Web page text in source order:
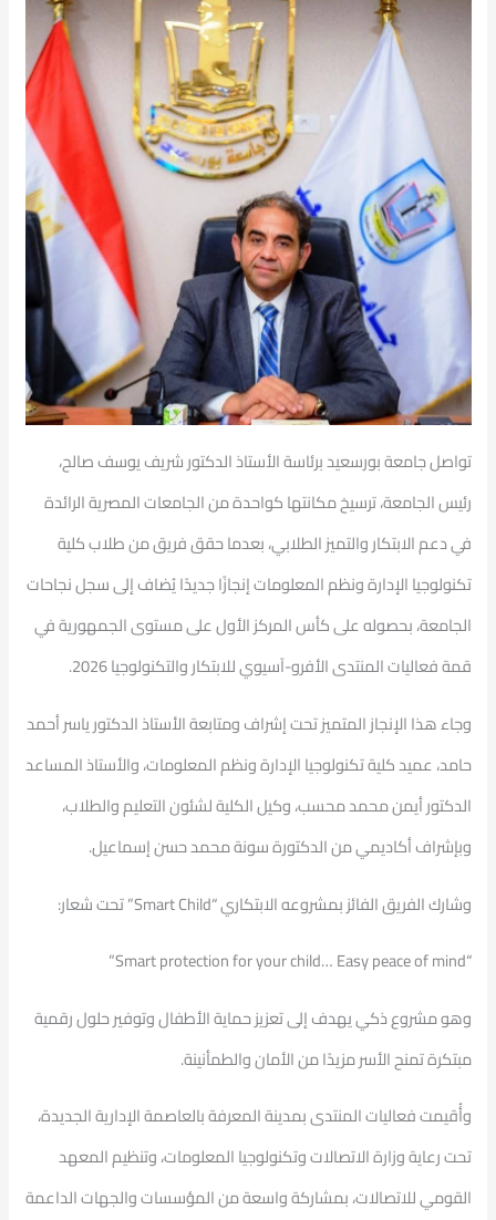
تواصل جامعة بورسعيد برئاسة الأستاذ الدكتور شريف يوسف صالح،
رئيس الجامعة، ترسيخ مكانتها كواحدة من الجامعات المصرية الرائدة
في دعم الابتكار والتميز الطلابي، بعدما حقق فريق من طلاب كلية
تكنولوجيا الإدارة ونظم المعلومات إنجازًا جديدًا يُضاف إلى سجل نجاحات
الجامعة، بحصوله على كأس المركز الأول على مستوى الجمهورية في
قمة فعاليات المنتدى الأفرو-آسيوي للابتكار والتكنولوجيا 2026.
وجاء هذا الإنجاز المتميز تحت إشراف ومتابعة الأستاذ الدكتور ياسر أحمد
حامد، عميد كلية تكنولوجيا الإدارة ونظم المعلومات، والأستاذ المساعد
الدكتور أيمن محمد محسب، وكيل الكلية لشئون التعليم والطلاب،
وبإشراف أكاديمي من الدكتورة سونة محمد حسن إسماعيل.
وشارك الفريق الفائز بمشروعه الابتكاري “Smart Child” تحت شعار:
“Smart protection for your child… Easy peace of mind”
وهو مشروع ذكي يهدف إلى تعزيز حماية الأطفال وتوفير حلول رقمية
مبتكرة تمنح الأسر مزيدًا من الأمان والطمأنينة.
وأُقيمت فعاليات المنتدى بمدينة المعرفة بالعاصمة الإدارية الجديدة،
تحت رعاية وزارة الاتصالات وتكنولوجيا المعلومات، وتنظيم المعهد
القومي للاتصالات، بمشاركة واسعة من المؤسسات والجهات الداعمة